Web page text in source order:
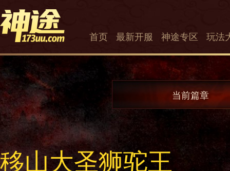
首页 最新开服 神途专区 玩法
当前篇章
移山大圣狮驼王